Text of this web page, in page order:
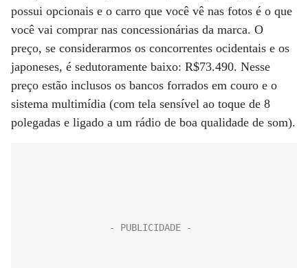
possui opcionais e o carro que você vê nas fotos é o que
você vai comprar nas concessionárias da marca. O
preço, se considerarmos os concorrentes ocidentais e os
japoneses, é sedutoramente baixo: R$73.490. Nesse
preço estão inclusos os bancos forrados em couro e o
sistema multimídia (com tela sensível ao toque de 8
polegadas e ligado a um rádio de boa qualidade de som).